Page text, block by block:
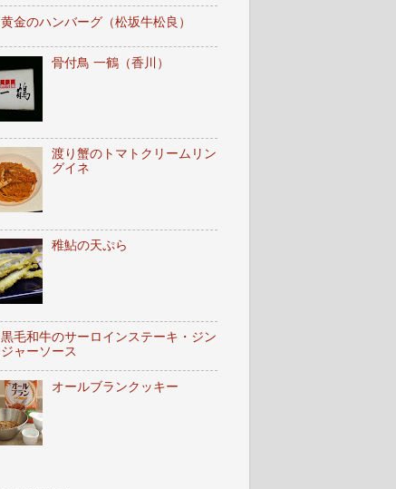
黄金のハンバーグ（松坂牛松良）
骨付鳥 一鶴（香川）
渡り蟹のトマトクリームリン
グイネ
稚鮎の天ぷら
黒毛和牛のサーロインステーキ・ジン
ジャーソース
オールブランクッキー